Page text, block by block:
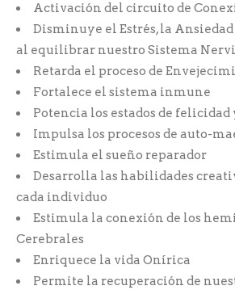
Activación del circuito de
Disminuye el Estrés, la
al equilibrar nuestro Sistema
Retarda el proceso de
Fortalece el sistema inmune
Potencia los estados de
Impulsa los procesos de auto-
Estimula el sueño reparador
Desarrolla las habilidades
cada individuo
Estimula la conexión de los
Cerebrales
Enriquece la vida Onírica
Permite la recuperación de